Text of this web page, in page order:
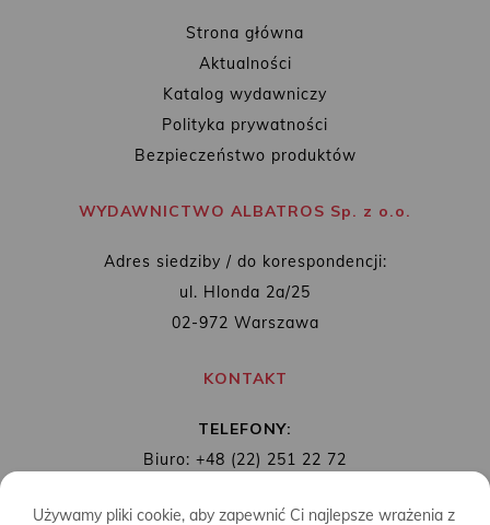
Strona główna
Aktualności
Katalog wydawniczy
Polityka prywatności
Bezpieczeństwo produktów
WYDAWNICTWO ALBATROS Sp. z o.o.
Adres siedziby / do korespondencji:
ul. Hlonda 2a/25
02-972 Warszawa
KONTAKT
TELEFONY:
Biuro: +48 (22) 251 22 72
Używamy pliki cookie, aby zapewnić Ci najlepsze wrażenia z